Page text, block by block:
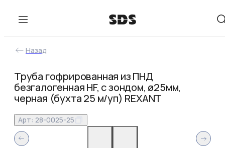
Назад
Труба гофрированная из ПНД
безгалогенная HF, с зондом, ø25мм,
черная (бухта 25 м/уп) REXANT
Арт: 28-0025-25